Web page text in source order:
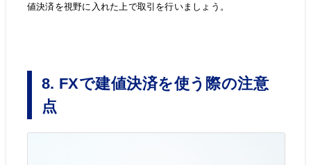
値決済を視野に入れた上で取引を行いましょう。
8. FXで建値決済を使う際の注意
点